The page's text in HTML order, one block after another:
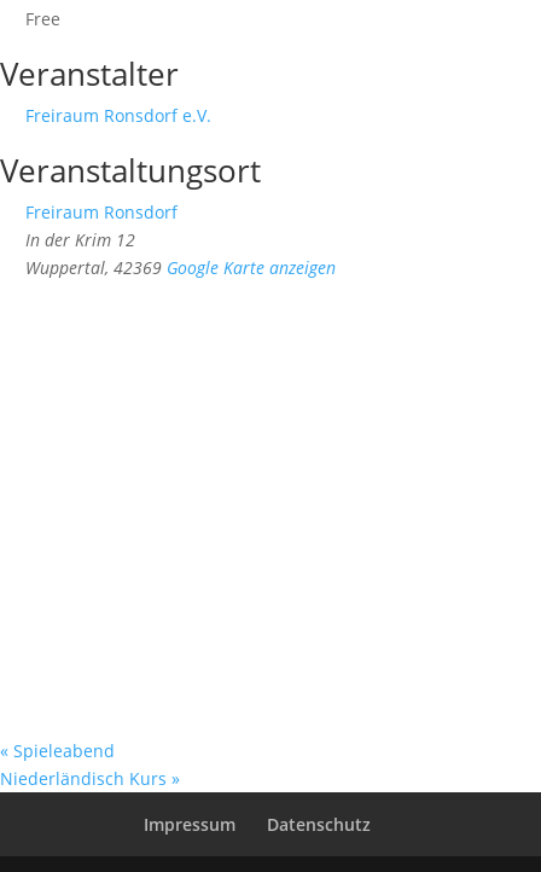
Free
Veranstalter
Freiraum Ronsdorf e.V.
Veranstaltungsort
Freiraum Ronsdorf
In der Krim 12
Wuppertal, 42369 Google Karte anzeigen
« Spieleabend
Niederländisch Kurs »
Impressum
Datenschutz